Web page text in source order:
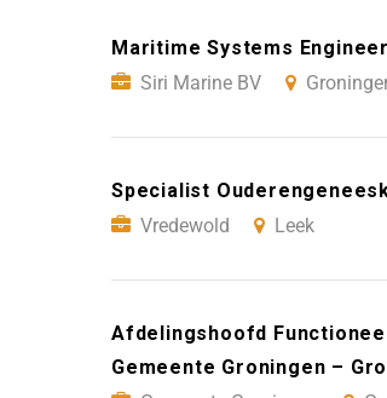
Maritime Systems Engineer
Siri Marine BV
Specialist
Vredewold
Leek
Afdelingshoofd
Gemeente Groningen –